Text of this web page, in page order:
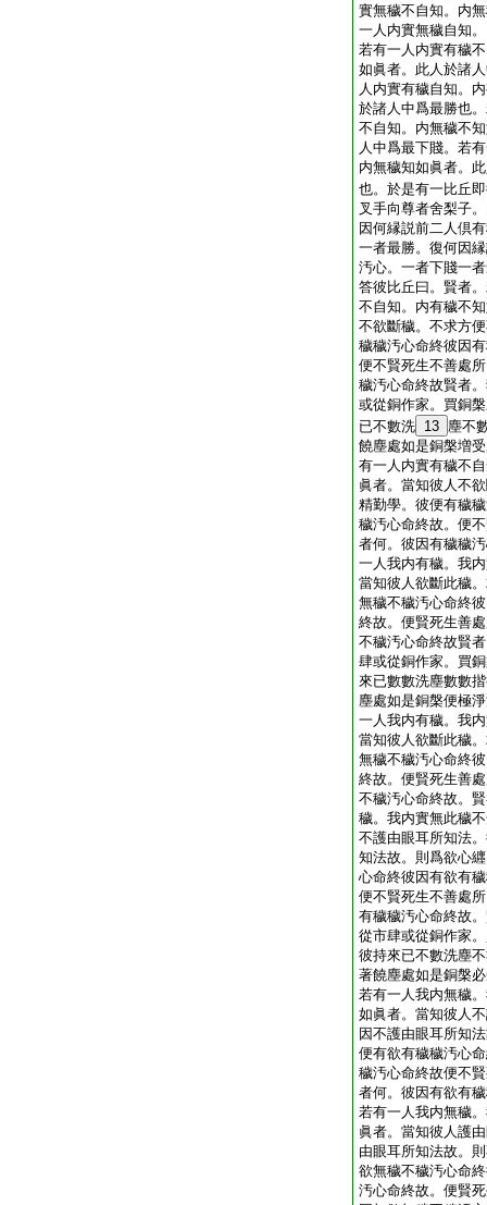
實無穢不自知。内
一人内實無穢自知
若有一人内實有穢
如眞者。此人於諸
人内實有穢自知。
於諸人中爲最勝也
不自知。内無穢不
人中爲最下賤。若
内無穢知如眞者。
也。於是有一比丘
叉手向尊者舍梨子
因何縁説前二人倶
一者最勝。復何因
汚心。一者下賤一
答彼比丘曰。賢者
不自知。内有穢不
不欲斷穢。不求方
穢穢汚心命終彼因
便不賢死生不善處
穢汚心命終故賢者
或從銅作家。買銅
已不數洗 13 塵不
饒塵處如是銅槃増
有一人内實有穢不
眞者。當知彼人不
精勤學。彼便有穢
穢汚心命終故。便
者何。彼因有穢穢
一人我内有穢。我
當知彼人欲斷此穢
無穢不穢汚心命終
終故。便賢死生善
不穢汚心命終故賢
肆或從銅作家。買
來已數數洗塵數數
塵處如是銅槃便極
一人我内有穢。我
當知彼人欲斷此穢
無穢不穢汚心命終
終故。便賢死生善
不穢汚心命終故。
穢。我内實無此穢
不護由眼耳所知法
知法故。則爲欲心
心命終彼因有欲有
便不賢死生不善處
有穢穢汚心命終故
從市肆或從銅作家
彼持來已不數洗塵
著饒塵處如是銅槃
若有一人我内無穢
如眞者。當知彼人
因不護由眼耳所知
便有欲有穢穢汚心
穢汚心命終故便不
者何。彼因有欲有
若有一人我内無穢
眞者。當知彼人護
由眼耳所知法故。
欲無穢不穢汚心命
汚心命終故。便賢